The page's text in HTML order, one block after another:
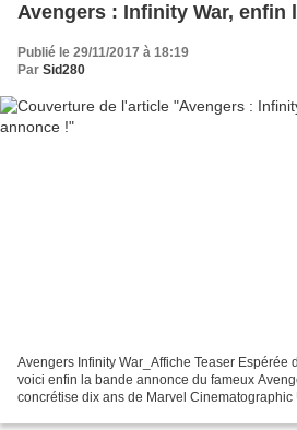
Avengers : Infinity War, enfin
Publié le 29/11/2017 à 18:19
Par Sid280
Avengers Infinity War_Affiche Teaser Espérée
voici enfin la bande annonce du fameux
concrétise dix ans de Marvel Cinematographic